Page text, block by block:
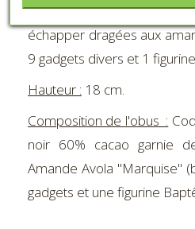
forme d'obus explose
échapper dragées aux
9 gadgets divers et 1
Hauteur : 18 cm.
Composition de l'obus :
noir 60% cacao garnie
Amande Avola "Marquise"
gadgets et une figurine